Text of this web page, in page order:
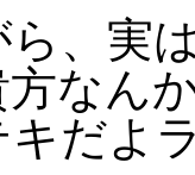
ら、実
方なん
キだよ